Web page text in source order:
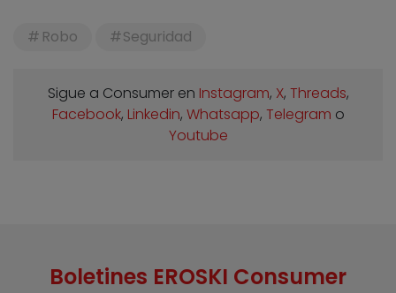
Robo Seguridad
Sigue a Consumer en Instagram, X, Threads,
Facebook, Linkedin, Whatsapp, Telegram o
Youtube
Boletines EROSKI Consumer